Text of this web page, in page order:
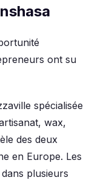
ont su
spécialisée
wax,
des deux
en Europe. Les
plusieurs